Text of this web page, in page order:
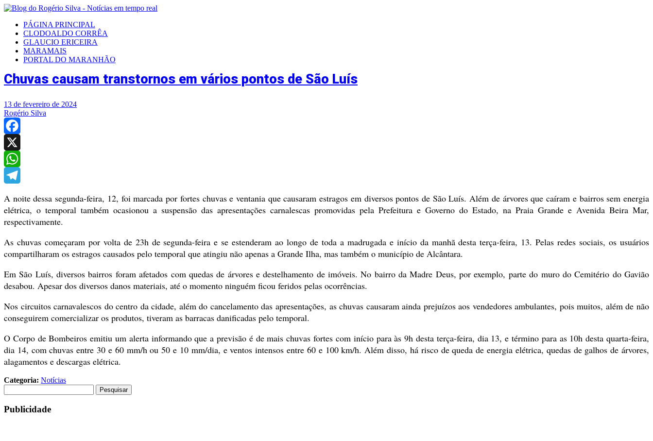
PÁGINA PRINCIPAL
CLODOALDO CORRÊA
GLAUCIO ERICEIRA
MARAMAIS
PORTAL DO MARANHÃO
Chuvas causam transtornos em vários pontos de São Luís
13 de fevereiro de 2024
Rogério Silva
Facebook
X
WhatsApp
A noite dessa segunda-feira, 12, foi marcada por fortes chuvas e ventania que causaram estragos em diversos pontos de São Luís. Além de árvores que caíram e bairros sem energia
elétrica, o temporal também ocasionou a suspensão das apresentações carnalescas promovidas pela Prefeitura e Governo do Estado, na Praia Grande e Avenida Beira Mar,
respectivamente.
As chuvas começaram por volta de 23h de segunda-feira e se estenderam ao longo de toda a madrugada e início da manhã desta terça-feira, 13. Pelas redes sociais, os usuários
compartilharam os estragos causados pelo temporal que atingiu não apenas a Grande Ilha, mas também o município de Alcântara.
Em São Luís, diversos bairros foram afetados com quedas de árvores e destelhamento de imóveis. No bairro da Madre Deus, por exemplo, parte do muro do Cemitério do Gavião
desabou. Apesar dos diversos danos materiais, até o momento ninguém ficou feridos pelas ocorrências.
Nos circuitos carnavalescos do centro da cidade, além do cancelamento das apresentações, as chuvas causaram ainda prejuízos aos vendedores ambulantes, pois muitos, além de não
conseguirem comercializar os produtos, tiveram as barracas danificadas pelo temporal.
O Corpo de Bombeiros emitiu um alerta informando que a previsão é de mais chuvas fortes com início para às 9h desta terça-feira, dia 13, e término para as 10h desta quarta-feira,
dia 14, com chuvas entre 30 e 60 mm/h ou 50 e 10 mm/dia, e ventos intensos entre 60 e 100 km/h. Além disso, há risco de queda de energia elétrica, quedas de galhos de árvores,
alagamentos e descargas elétrica.
Categoria: Notícias
por:
Publicidade